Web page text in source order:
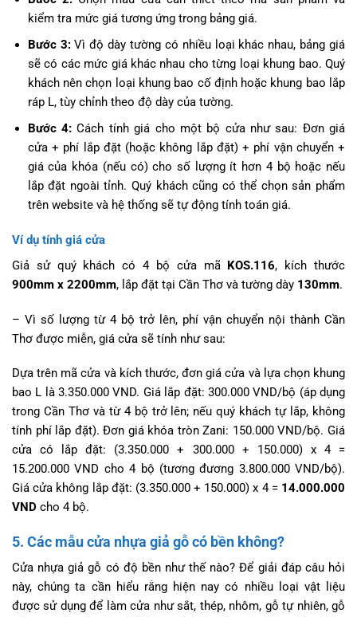
kiểm tra mức giá tương ứng trong bảng giá.
Bước 3:Vì độ dày tường có nhiều loại khác nhau, bảng giá
sẽ có các mức giá khác nhau cho từng loại khung bao. Quý
khách nên chọn loại khung bao cố định hoặc khung bao lắp
ráp L, tùy chỉnh theo độ dày của tường.
Bước 4: Cách tính giá cho một bộ cửa như sau: Đơn giá
cửa + phí lắp đặt (hoặc không lắp đặt) + phí vận chuyển +
giá của khóa (nếu có) cho số lượng ít hơn 4 bộ hoặc nếu
lắp đặt ngoài tỉnh. Quý khách cũng có thể chọn sản phẩm
trên website và hệ thống sẽ tự động tính toán giá.
Ví dụ tính giá cửa
Giả sử quý khách có 4 bộ cửa mã KOS.116, kích thước
900mm x 2200mm, lắp đặt tại Cần Thơ và tường dày 130mm.
– Vì số lượng từ 4 bộ trở lên, phí vận chuyển nội thành Cần
Thơ được miễn, giá cửa sẽ tính như sau:
Dựa trên mã cửa và kích thước, đơn giá cửa và lựa chọn khung
bao L là 3.350.000 VND. Giá lắp đặt: 300.000 VND/bộ (áp dụng
trong Cần Thơ và từ 4 bộ trở lên; nếu quý khách tự lắp, không
tính phí lắp đặt). Đơn giá khóa tròn Zani: 150.000 VND/bộ. Giá
cửa có lắp đặt: (3.350.000 + 300.000 + 150.000) x 4 =
15.200.000 VND cho 4 bộ (tương đương 3.800.000 VND/bộ).
Giá cửa không lắp đặt: (3.350.000 + 150.000) x 4 = 14.000.000
VND cho 4 bộ.
5. Các mẫu cửa nhựa giả gỗ có bền không?
Cửa nhựa giả gỗ có độ bền như thế nào? Để giải đáp câu hỏi
này, chúng ta cần hiểu rằng hiện nay có nhiều loại vật liệu
được sử dụng để làm cửa như sắt, thép, nhôm, gỗ tự nhiên, gỗ